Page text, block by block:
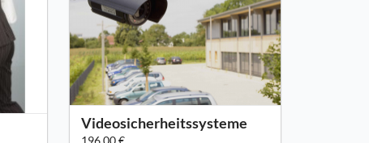
Videosicherheitssysteme
196,00 €